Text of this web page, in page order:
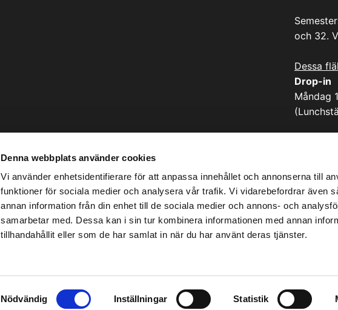
Denna webbplats använder cookies
Vi använder enhetsidentifierare för att anpassa innehållet och annonserna till
funktioner för sociala medier och analysera vår trafik. Vi vidarebefordrar även
annan information från din enhet till de sociala medier och annons- och
samarbetar med. Dessa kan i sin tur kombinera informationen med annan
tillhandahållit eller som de har samlat in när du har använt deras tjänster.
Nödvändig Inställningar Statistik
och 32.
Dessa
Drop-in
Måndag
131 55